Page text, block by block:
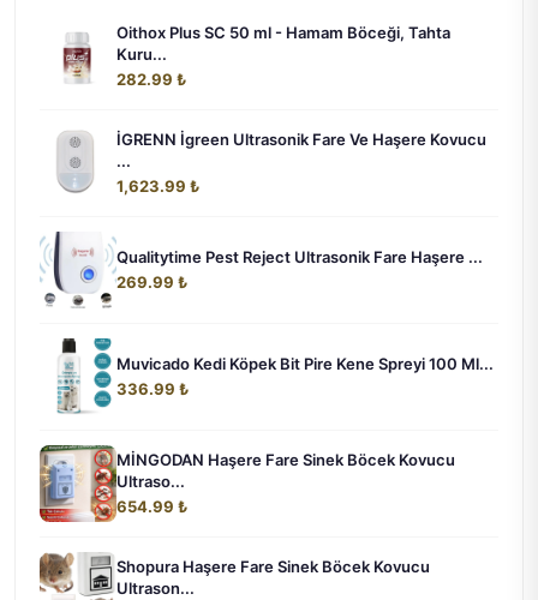
Oithox Plus SC 50 ml - Hamam Böceği, Tahta
Kuru...
282.99 ₺
İGRENN İgreen Ultrasonik Fare Ve Haşere Kovucu
...
1,623.99 ₺
Qualitytime Pest Reject Ultrasonik Fare Haşere ...
269.99 ₺
Muvicado Kedi Köpek Bit Pire Kene Spreyi 100 Ml...
336.99 ₺
MİNGODAN Haşere Fare Sinek Böcek Kovucu
Ultraso...
654.99 ₺
Shopura Haşere Fare Sinek Böcek Kovucu
Ultrason...